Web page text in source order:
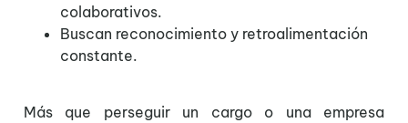
colaborativos.
Buscan reconocimiento y retroalimentación
constante.
Más que perseguir un cargo o una empresa